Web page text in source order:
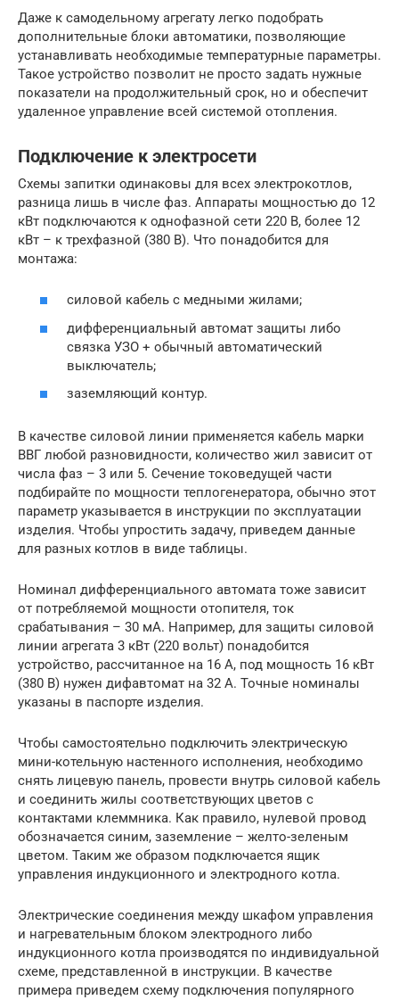
Даже к самодельному агрегату легко подобрать
дополнительные блоки автоматики, позволяющие
устанавливать необходимые температурные параметры.
Такое устройство позволит не просто задать нужные
показатели на продолжительный срок, но и обеспечит
удаленное управление всей системой отопления.
Подключение к электросети
Схемы запитки одинаковы для всех электрокотлов,
разница лишь в числе фаз. Аппараты мощностью до 12
кВт подключаются к однофазной сети 220 В, более 12
кВт – к трехфазной (380 В). Что понадобится для
монтажа:
силовой кабель с медными жилами;
дифференциальный автомат защиты либо
связка УЗО + обычный автоматический
выключатель;
заземляющий контур.
В качестве силовой линии применяется кабель марки
ВВГ любой разновидности, количество жил зависит от
числа фаз – 3 или 5. Сечение токоведущей части
подбирайте по мощности теплогенератора, обычно этот
параметр указывается в инструкции по эксплуатации
изделия. Чтобы упростить задачу, приведем данные
для разных котлов в виде таблицы.
Номинал дифференциального автомата тоже зависит
от потребляемой мощности отопителя, ток
срабатывания – 30 мА. Например, для защиты силовой
линии агрегата 3 кВт (220 вольт) понадобится
устройство, рассчитанное на 16 А, под мощность 16 кВт
(380 В) нужен дифавтомат на 32 А. Точные номиналы
указаны в паспорте изделия.
Чтобы самостоятельно подключить электрическую
мини-котельную настенного исполнения, необходимо
снять лицевую панель, провести внутрь силовой кабель
и соединить жилы соответствующих цветов с
контактами клеммника. Как правило, нулевой провод
обозначается синим, заземление – желто-зеленым
цветом. Таким же образом подключается ящик
управления индукционного и электродного котла.
Электрические соединения между шкафом управления
и нагревательным блоком электродного либо
индукционного котла производятся по индивидуальной
схеме, представленной в инструкции. В качестве
примера приведем схему подключения популярного